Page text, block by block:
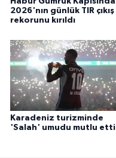
2026'nın günlük TIR çıkış
rekorunu kırıldı
Karadeniz turizminde
'Salah' umudu mutlu etti